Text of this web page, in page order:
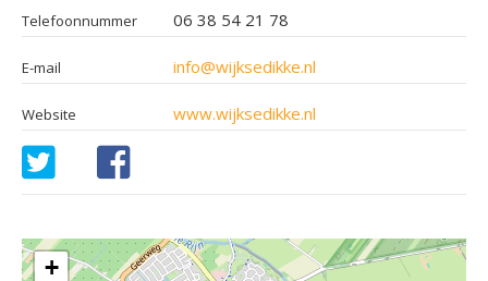
Telefoonnummer 06 38 54 21 78
E-mail info@wijksedikke.nl
Website www.wijksedikke.nl
+